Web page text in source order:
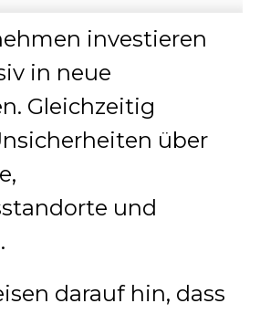
investieren
in neue
Gleichzeitig
über
und
darauf hin, dass